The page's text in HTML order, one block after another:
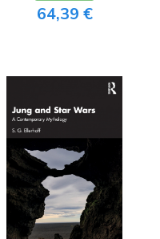
64,39 €